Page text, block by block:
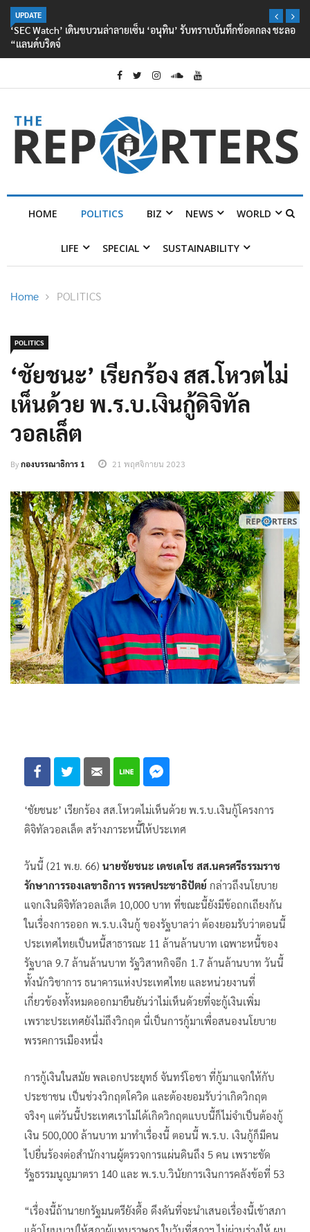
UPDATE
‘SEC Watch’ เดินขบวนล่าลายเซ็น ‘อนุทิน’ รับทราบบันทึกข้อตกลง ชะลอ
“แลนด์บริดจ์
HOME POLITICS BIZ NEWS WORLD
LIFE SPECIAL SUSTAINABILITY
Home POLITICS
POLITICS
‘ชัยชนะ’ เรียกร้อง สส.โหวตไม่
เห็นด้วย พ.ร.บ.เงินกู้ดิจิทัล
วอลเล็ต
Byกองบรรณาธิการ 1 21 พฤศจิกายน 2023
‘ชัยชนะ’ เรียกร้อง สส.โหวตไม่เห็นด้วย พ.ร.บ.เงินกู้โครงการ
ดิจิทัลวอลเล็ต สร้างภาระหนี้ให้ประเทศ
วันนี้ (21 พ.ย. 66) นายชัยชนะ เดชเดโช สส.นครศรีธรรมราช
รักษาการรองเลขาธิการ พรรคประชาธิปัตย์ กล่าวถึงนโยบาย
แจกเงินดิจิทัลวอลเล็ต 10,000 บาท ที่ขณะนี้ยังมีข้อถกเถียงกัน
ในเรื่องการออก พ.ร.บ.เงินกู้ ของรัฐบาลว่า ต้องยอมรับว่าตอนนี้
ประเทศไทยเป็นหนี้สาธารณะ 11 ล้านล้านบาท เฉพาะหนี้ของ
รัฐบาล 9.7 ล้านล้านบาท รัฐวิสาหกิจอีก 1.7 ล้านล้านบาท วันนี้
ทั้งนักวิชาการ ธนาคารแห่งประเทศไทย และหน่วยงานที่
เกี่ยวข้องทั้งหมดออกมายืนยันว่าไม่เห็นด้วยที่จะกู้เงินเพิ่ม
เพราะประเทศยังไม่ถึงวิกฤต นี่เป็นการกู้มาเพื่อสนองนโยบาย
พรรคการเมืองหนึ่ง
การกู้เงินในสมัย พลเอกประยุทธ์ จันทร์โอชา ที่กู้มาแจกให้กับ
ประชาชน เป็นช่วงวิกฤตโควิด และต้องยอมรับว่าเกิดวิกฤต
จริงๆ แต่วันนี้ประเทศเราไม่ได้เกิดวิกฤตแบบนี้ก็ไม่จำเป็นต้องกู้
เงิน 500,000 ล้านบาท มาทำเรื่องนี้ ตอนนี้ พ.ร.บ. เงินกู้ก็มีคน
ไปยื่นร้องต่อสำนักงานผู้ตรวจการแผ่นดินถึง 5 คน เพราะขัด
รัฐธรรมนูญมาตรา 140 และ พ.ร.บ.วินัยการเงินการคลังข้อที่ 53
“เรื่องนี้ถ้านายกรัฐมนตรียังดื้อ ดึงดันที่จะนำเสนอเรื่องนี้เข้าสภา